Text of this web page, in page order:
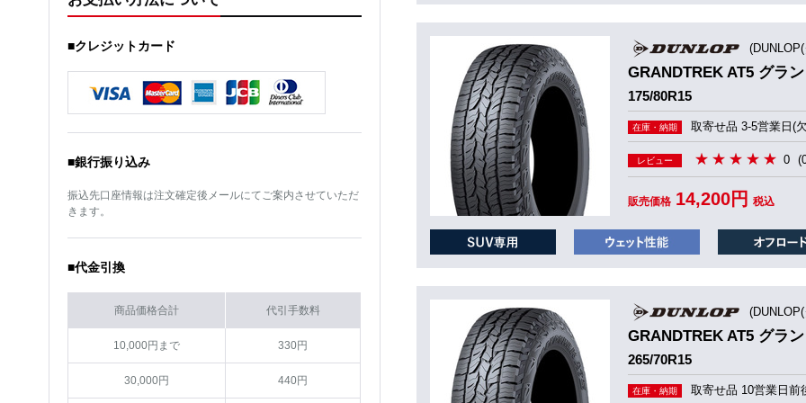
■クレジットカード
■銀行振り込み
振込先口座情報は注文確定後メールにてご案内させていただ
きます。
■代金引換
商品価格合計 代引手数料
10,000円まで 330円
30,000円 440円
GRANDTREK AT5 グラ
175/80R15
在庫・納期 取寄せ品 3-5営業日(
レビュー 0
販売価格 14,200円 税込
GRANDTREK AT5 グラ
265/70R15
在庫・納期 取寄せ品 10営業日前